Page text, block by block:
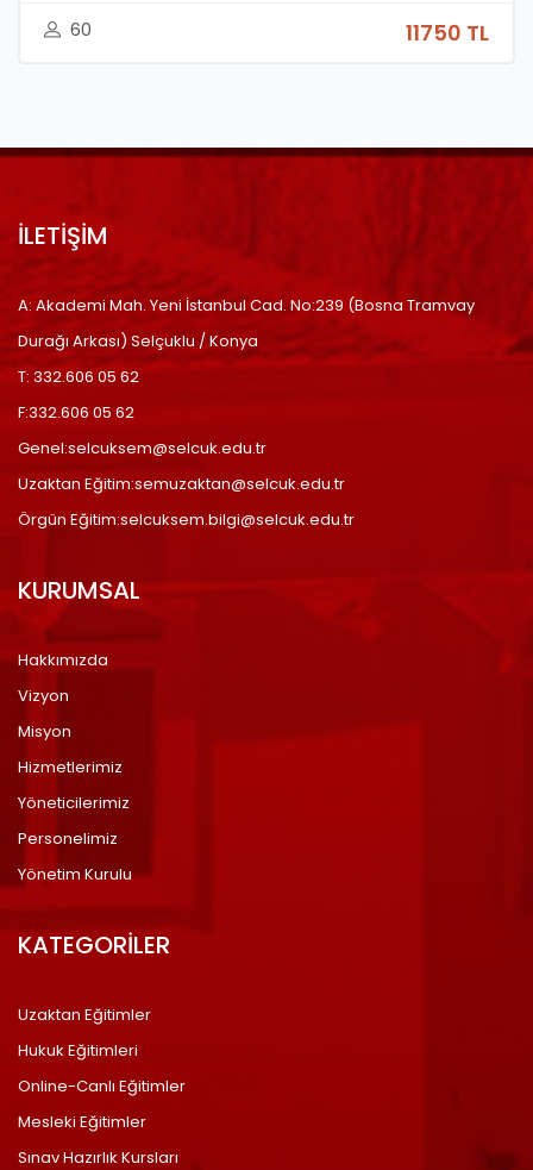
60 11750 TL
İLETİŞİM
A: Akademi Mah. Yeni İstanbul Cad. No:239 (Bosna Tramvay
Durağı Arkası) Selçuklu / Konya
T: 332.606 05 62
F:332.606 05 62
Genel:selcuksem@selcuk.edu.tr
Uzaktan Eğitim:semuzaktan@selcuk.edu.tr
Örgün Eğitim:selcuksem.bilgi@selcuk.edu.tr
KURUMSAL
Hakkımızda
Vizyon
Misyon
Hizmetlerimiz
Yöneticilerimiz
Personelimiz
Yönetim Kurulu
KATEGORİLER
Uzaktan Eğitimler
Hukuk Eğitimleri
Online-Canlı Eğitimler
Mesleki Eğitimler
Sınav Hazırlık Kursları